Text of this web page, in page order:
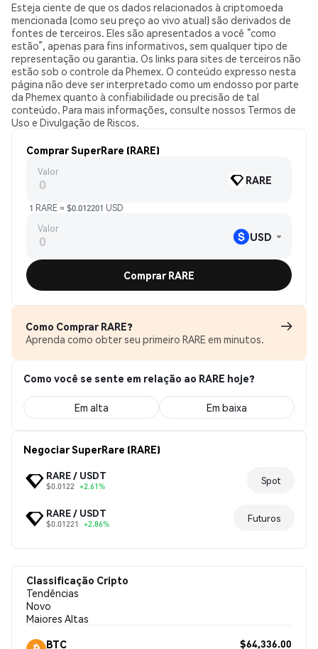
Esteja ciente de que os dados relacionados à criptomoeda
mencionada (como seu preço ao vivo atual) são derivados de
fontes de terceiros. Eles são apresentados a você “como
estão”, apenas para fins informativos, sem qualquer tipo de
representação ou garantia. Os links para sites de terceiros não
estão sob o controle da Phemex. O conteúdo expresso nesta
página não deve ser interpretado como um endosso por parte
da Phemex quanto à confiabilidade ou precisão de tal
conteúdo. Para mais informações, consulte nossos Termos de
Uso e Divulgação de Riscos.
Comprar SuperRare (RARE)
Valor
RARE
1 RARE ≈ $0.012201 USD
Valor
USD
Comprar RARE
Como Comprar RARE?
Aprenda como obter seu primeiro RARE em minutos.
Como você se sente em relação ao RARE hoje?
Em alta Em baixa
Negociar SuperRare (RARE)
RARE / USDT
$0.0122 +2.61% Spot
RARE / USDT
$0.01221 +2.86% Futuros
Classificação Cripto
Tendências
Novo
Maiores Altas
BTC
$64,336.00